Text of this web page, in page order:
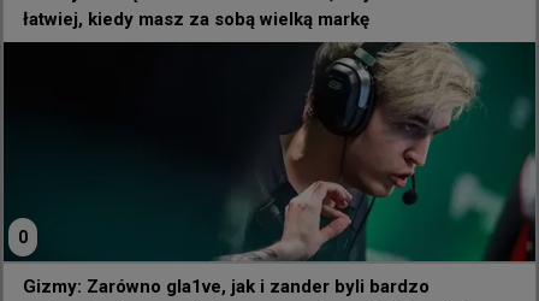
0
łatwiej, kiedy masz za sobą wielką markę
0
Gizmy: Zarówno gla1ve, jak i zander byli bardzo